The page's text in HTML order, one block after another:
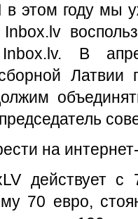
в этом году мы
Inbox.lv. В
на
действует
70 евро,